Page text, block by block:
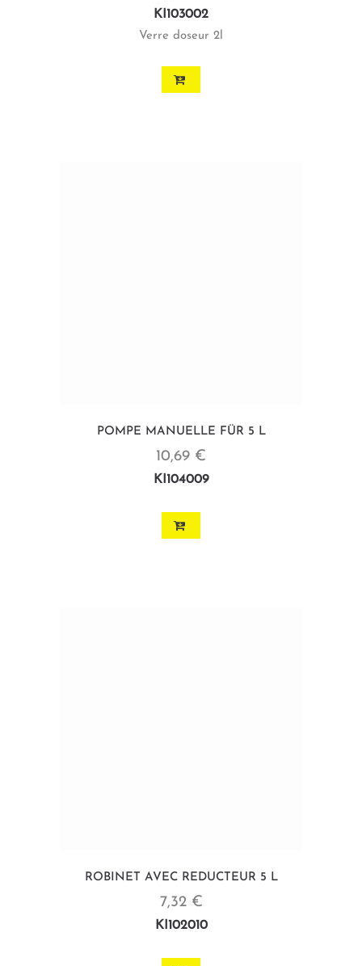
KI103002
Verre doseur 2l
POMPE MANUELLE FÜR 5 L
10,69 €
KI104009
ROBINET AVEC REDUCTEUR 5 L
7,32 €
KI102010